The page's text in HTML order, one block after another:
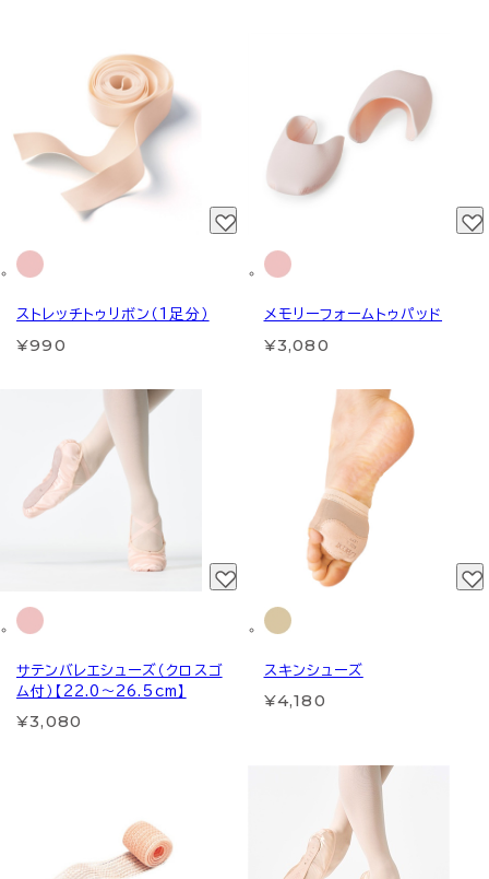
ストレッチトゥリボン（1足分）
¥990
メモリーフォームトゥパッド
¥3,080
サテンバレエシューズ（クロスゴ
ム付）【22.0～26.5cm】
¥3,080
スキンシューズ
¥4,180